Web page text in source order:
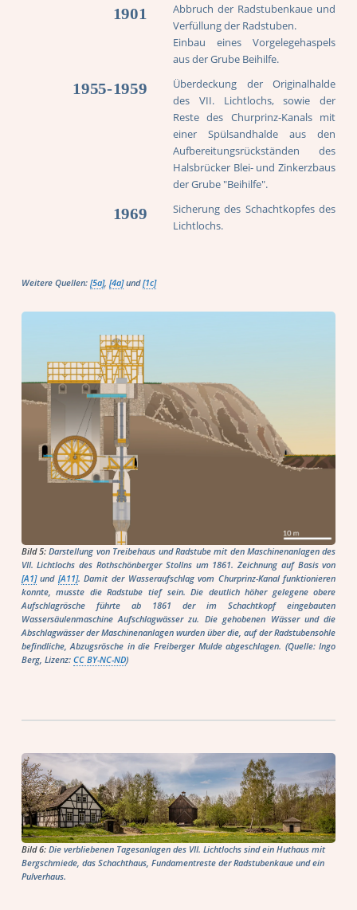
1901
Abbruch der Radstubenkaue und
Verfüllung der Radstuben.
Einbau eines Vorgelegehaspels
aus der Grube Beihilfe.
1955-1959
Überdeckung der Originalhalde
des VII. Lichtlochs, sowie der
Reste des Churprinz-Kanals mit
einer Spülsandhalde aus den
Aufbereitungsrückständen des
Halsbrücker Blei- und Zinkerzbaus
der Grube "Beihilfe".
1969
Sicherung des Schachtkopfes des
Lichtlochs.
Weitere Quellen: [5a], [4a]und[1c]
Bild 5:Darstellung von Treibehaus und Radstube mit den Maschinenanlagen des
VII. Lichtlochs des Rothschönberger Stollns um 1861. Zeichnung auf Basis von
[A1]und [A11]. Damit der Wasseraufschlag vom Churprinz-Kanal funktionieren
konnte, musste die Radstube tief sein. Die deutlich höher gelegene obere
Aufschlagrösche führte ab 1861 der im Schachtkopf eingebauten
Wassersäulenmaschine Aufschlagwässer zu. Die gehobenen Wässer und die
Abschlagwässer der Maschinenanlagen wurden über die, auf der Radstubensohle
befindliche, Abzugsrösche in die Freiberger Mulde abgeschlagen. (Quelle: Ingo
Berg, Lizenz: CC BY-NC-ND)
Bild 6: Die verbliebenen Tagesanlagen des VII. Lichtlochs sind ein Huthaus mit
Bergschmiede, das Schachthaus, Fundamentreste der Radstubenkaue und ein
Pulverhaus.